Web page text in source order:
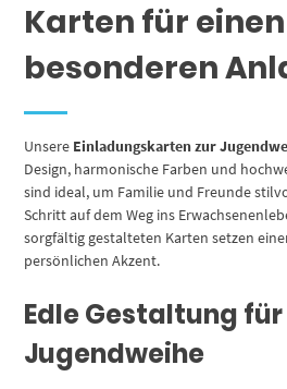
Karten für einen
besonderen
Unsere Einladungskarten zur
Design, harmonische Farben und
sind ideal, um Familie und Freunde
Schritt auf dem Weg ins
sorgfältig gestalteten Karten setzen
persönlichen Akzent.
Edle Gestaltung
Jugendweihe